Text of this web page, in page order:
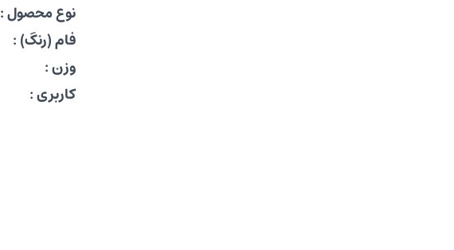
نوع محصول :
فام (رنگ) :
وزن :
کاربری :